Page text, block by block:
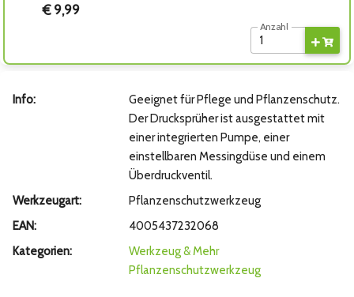
€ 9,99
Anzahl
Info:
Geeignet für Pflege und Pflanzenschutz.
Der Drucksprüher ist ausgestattet mit
einer integrierten Pumpe, einer
einstellbaren Messingdüse und einem
Überdruckventil.
Werkzeugart:
Pflanzenschutzwerkzeug
EAN:
4005437232068
Kategorien:
Werkzeug & Mehr
Pflanzenschutzwerkzeug